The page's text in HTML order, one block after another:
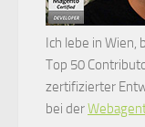
Ich lebe in Wien,
Top 50
zertifizierter
bei der